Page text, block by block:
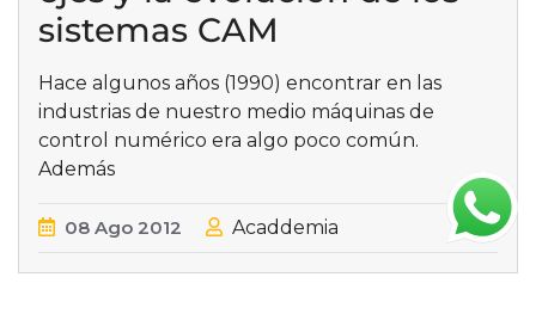
sistemas CAM
Hace algunos años (1990) encontrar en las
industrias de nuestro medio máquinas de
control numérico era algo poco común.
Además
08 Ago 2012 Acaddemia